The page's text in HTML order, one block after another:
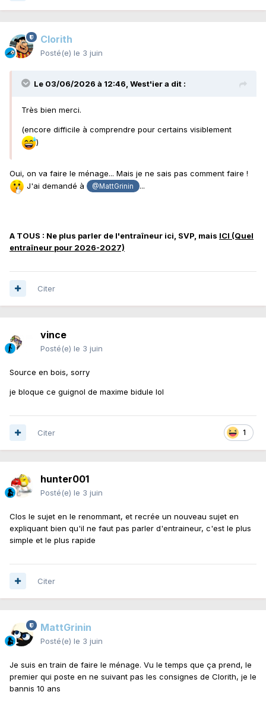
Ensuite, pour tout ce qui est annonces officielles, que ce
DITES-MOI SI CELA VOUS
CONVIENT
Clorith
Posté(e) le 3 juin
Le 03/06/2026 à 12:46, West'iera dit :
Très bien merci.
(encore difficile à comprendre pour certains visiblement
)
Oui, on va faire le ménage... Mais je ne sais pas comment faire !
J'ai demandé à
@MattGrinin ...
A TOUS : Ne plus parler de l'entraîneur ici, SVP, mais ICI (Quel
entraîneur pour 2026-2027)
Citer
vince
Posté(e) le 3 juin
Source en bois, sorry
je bloque ce guignol de maxime bidule lol
1
Citer
hunter001
Posté(e) le 3 juin
Clos le sujet en le renommant, et recrée un nouveau sujet en
expliquant bien qu'il ne faut pas parler d'entraineur, c'est le plus
simple et le plus rapide
Citer
MattGrinin
Posté(e) le 3 juin
Je suis en train de faire le ménage. Vu le temps que ça prend, le
premier qui poste en ne suivant pas les consignes de Clorith, je le
bannis 10 ans